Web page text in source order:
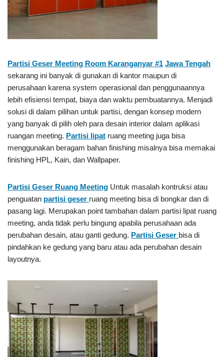
Partisi Geser Meeting Room Karanganyar #1 Jawa Tengah
sekarang ini banyak di gunakan di kantor maupun di
perusahaan karena system operasional dan penggunaannya
lebih efisiensi tempat, biaya dan waktu pembuatannya. Menjadi
solusi di dalam pilihan untuk partisi, dengan konsep modern
yang banyak di pilih oleh para desain interior dalam aplikasi
ruangan meeting. Partisi lipat ruang meeting juga bisa
menggunakan beragam bahan finishing misalnya bisa memakai
finishing HPL, Kain, dan Wallpaper.
Partisi Geser Ruang Meeting Untuk masalah kontruksi atau
penguatan partisi geser ruang meeting bisa di bongkar dan di
pasang lagi. Merupakan point tambahan dalam partisi lipat ruang
meeting, anda tidak perlu bingung apabila perusahaan ada
perubahan desain, atau ganti gedung. Partisi Geser bisa di
pindahkan ke gedung yang baru atau ada perubahan desain
layoutnya.